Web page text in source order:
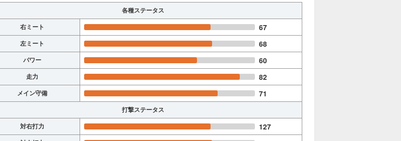
各種ステータス
右ミート
67
左ミート 68
パワー 60
走力 82
メイン守備 71
打撃ステータス
対右打力
127